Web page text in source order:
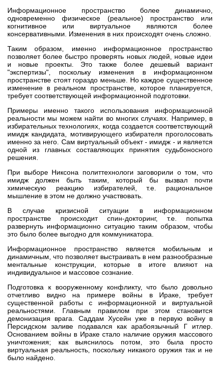
Информационное пространство более динамично,
одновременно физическое (реальное) пространство или
когнитивное или виртуальное являются более
консервативными. Изменения в них происходят очень сложно.
Таким образом, именно информационное пространство
позволяет более быстро проверять новых людей, новые идеи
и новые проекты. Это также более дешевый вариант
"экспертизы", поскольку изменения в информационном
пространстве стоят гораздо меньше. Но каждое существенное
изменение в реальном пространстве, которое планируется,
требует соответствующей информационной подготовки.
Примеры именно такого использования информационной
реальности мы можем найти во многих случаях. Например, в
избирательных технологиях, когда создается соответствующий
имидж кандидата, мотивирующего избирателя проголосовать
именно за него. Сам виртуальный объект - имидж - и является
одной из главных составляющих принятия судьбоносного
решения.
При выборе Никсона политтехнологи заговорили о том, что
имидж должен быть таким, который бы вызвал почти
химическую реакцию избирателей, т.е. рациональное
мышление в этом не должно участвовать.
В случае кризисной ситуации в информационном
пространстве происходит спин-докторинг, т.е. попытка
развернуть информационно ситуацию таким образом, чтобы
это было более выгодно для коммуникатора.
Информационное пространство является мобильным и
динамичным, что позволяет выстраивать в нем разнообразные
ментальные конструкции, которые в итоге влияют на
индивидуальное и массовое сознание.
Подготовка к вооруженному конфликту, что было довольно
отчетливо видно на примере войны в Ираке, требует
существенной работы с информационной и виртуальной
реальностями. Главным правилом при этом становится
демонизация врага. Саддам Хусейн уже в первую войну в
Персидском заливе подавался как арабоязычный Г итлер.
Основанием войны в Ираке стало наличие оружия массового
уничтожения; как выяснилось потом, это была просто
виртуальная реальность, поскольку никакого оружия так и не
было найдено.